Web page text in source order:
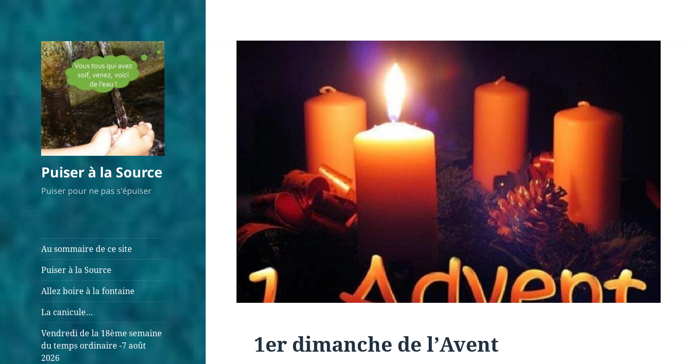
Puiser à la Source
Puiser pour ne pas s'épuiser
Au sommaire de ce site
Puiser à la Source
Allez boire à la fontaine
La canicule…
Vendredi de la 18ème semaine
du temps ordinaire -7 août
2026
1er dimanche de l’Avent